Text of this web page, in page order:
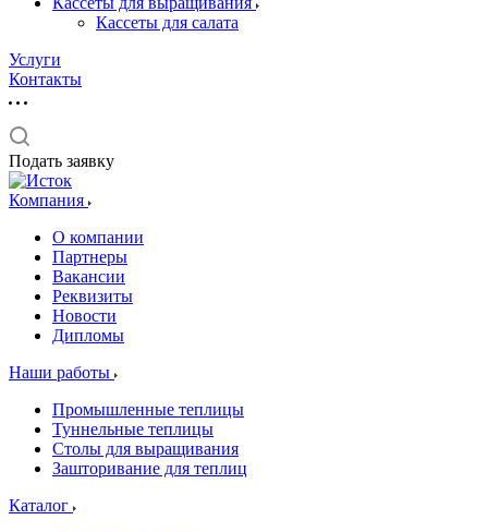
Кассеты для салата
Услуги
Контакты
Подать заявку
Компания
О компании
Партнеры
Вакансии
Реквизиты
Новости
Дипломы
Наши работы
Промышленные теплицы
Туннельные теплицы
Столы для выращивания
Зашторивание для теплиц
Каталог